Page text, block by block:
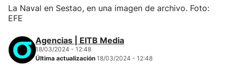
La Naval en Sestao, en una imagen de archivo. Foto:
EFE
Agencias | EITB Media
18/03/2024 - 12:48
Última actualización 18/03/2024 - 12:48